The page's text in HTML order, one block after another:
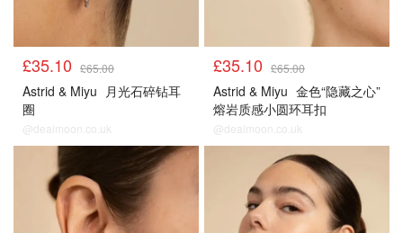
£35.10 £65.00
Astrid & Miyu 月光石碎钻耳
圈
@dealmoon.co.uk
£35.10 £65.00
Astrid & Miyu 金色“隐藏之心”
熔岩质感小圆环耳扣
@dealmoon.co.uk